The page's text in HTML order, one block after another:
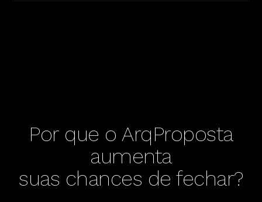
Por que o ArqProposta
aumenta
suas chances de fechar?